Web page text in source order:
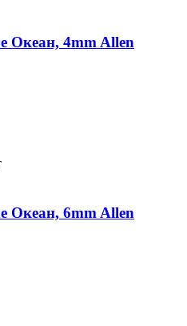
Океан, 4mm Allen
Океан, 6mm Allen